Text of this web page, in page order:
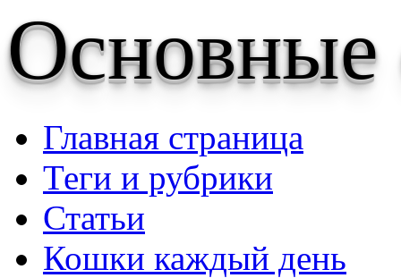
Основные
Главная страница
Теги и рубрики
Статьи
Кошки каждый день